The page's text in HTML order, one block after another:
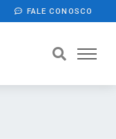
FALE CONOSCO